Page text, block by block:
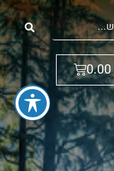
0.00